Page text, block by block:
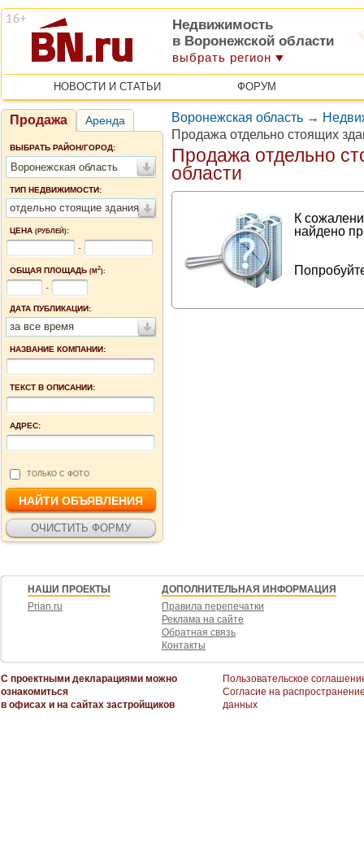
Недвижимость
в Воронежской области
выбрать регион
НОВОСТИ И СТАТЬИ ФОРУМ
Продажа Аренда
ВЫБРАТЬ РАЙОН/ГОРОД:
Воронежская область
ТИП НЕДВИЖИМОСТИ:
отдельно стоящие здания
ЦЕНА (РУБЛЕЙ):
-
ОБЩАЯ ПЛОЩАДЬ (М2):
-
ДАТА ПУБЛИКАЦИИ:
за все время
НАЗВАНИЕ КОМПАНИИ:
ТЕКСТ В ОПИСАНИИ:
АДРЕС:
ТОЛЬКО С ФОТО
Воронежская область →
Продажа отдельно стоящих
Продажа отдельно
области
К
найдено
НАШИ ПРОЕКТЫ
Prian.ru
ДОПОЛНИТЕЛЬНАЯ ИНФОРМАЦИЯ
Правила перепечатки
Реклама на сайте
Обратная связь
Контакты
С проектными декларациями можно
ознакомиться
в офисах и на сайтах застройщиков
Пользовательское
Согласие на
данных